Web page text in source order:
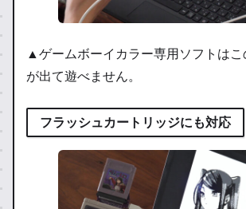
▲ゲームボーイカラー専用ソフトはこ
が出て遊べません。
フラッシュカートリッジにも対応